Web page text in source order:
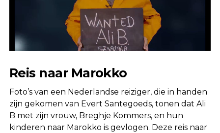
Reis naar Marokko
Foto’s van een Nederlandse reiziger, die in handen
zijn gekomen van Evert Santegoeds, tonen dat Ali
B met zijn vrouw, Breghje Kommers, en hun
kinderen naar Marokko is gevlogen. Deze reis naar